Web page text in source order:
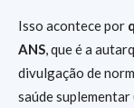
Isso acontece por
ANS, que é a
divulgação de
saúde suplementar